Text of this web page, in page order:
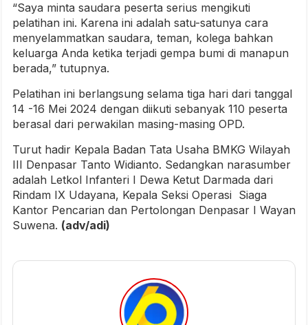
“Saya minta saudara peserta serius mengikuti
pelatihan ini. Karena ini adalah satu-satunya cara
menyelammatkan saudara, teman, kolega bahkan
keluarga Anda ketika terjadi gempa bumi di manapun
berada,” tutupnya.
Pelatihan ini berlangsung selama tiga hari dari tanggal
14 -16 Mei 2024 dengan diikuti sebanyak 110 peserta
berasal dari perwakilan masing-masing OPD.
Turut hadir Kepala Badan Tata Usaha BMKG Wilayah
III Denpasar Tanto Widianto. Sedangkan narasumber
adalah Letkol Infanteri I Dewa Ketut Darmada dari
Rindam IX Udayana, Kepala Seksi Operasi Siaga
Kantor Pencarian dan Pertolongan Denpasar I Wayan
Suwena. (adv/adi)